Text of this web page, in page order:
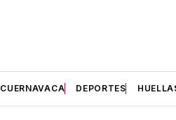
CUERNAVACA DEPORTES